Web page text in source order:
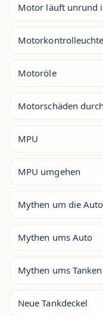
Motor läuft unrund
Motorkontrolleuchte
Motoröle
Motorschäden
MPU
MPU umgehen
Mythen um die
Mythen ums Auto
Mythen ums Tanken
Neue Tankdeckel